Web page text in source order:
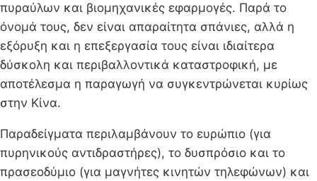
πυραύλων και βιομηχανικές εφαρμογές. Παρά το
όνομά τους, δεν είναι απαραίτητα σπάνιες, αλλά η
εξόρυξη και η επεξεργασία τους είναι ιδιαίτερα
δύσκολη και περιβαλλοντικά καταστροφική, με
αποτέλεσμα η παραγωγή να συγκεντρώνεται κυρίως
στην Κίνα.
Παραδείγματα περιλαμβάνουν το ευρώπιο (για
πυρηνικούς αντιδραστήρες), το δυσπρόσιο και το
πρασεοδύμιο (για μαγνήτες κινητών τηλεφώνων) και